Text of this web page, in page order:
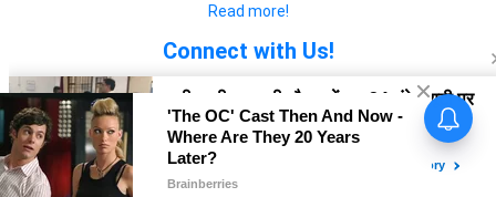
Read more!
Connect with Us!
© 2022 Mahendra India News